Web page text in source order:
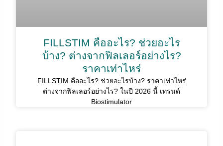
FILLSTIM คืออะไร? ช่วยอะไร
บ้าง? ต่างจากฟิลเลอร์อย่างไร?
ราคาเท่าไหร่
FILLSTIM คืออะไร? ช่วยอะไรบ้าง? ราคาเท่าไหร่
ต่างจากฟิลเลอร์อย่างไร? ในปี 2026 นี้ เทรนด์
Biostimulator